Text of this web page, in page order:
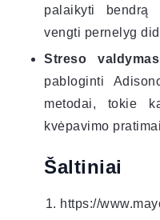
palaikyti bendrą
vengti pernelyg
Streso
pabloginti
metodai, tokie
kvėpavimo
Šaltiniai
https://